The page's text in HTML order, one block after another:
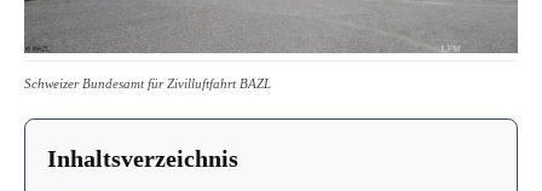
Schweizer Bundesamt für Zivilluftfahrt BAZL
Inhaltsverzeichnis